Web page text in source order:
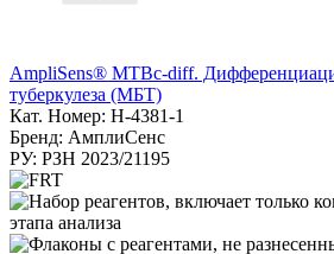
AmpliSens® MTBc-diff.
туберкулеза (МБТ)
Кат. Номер: H-4381-1
Бренд: АмплиСенс
РУ: РЗН 2023/21195